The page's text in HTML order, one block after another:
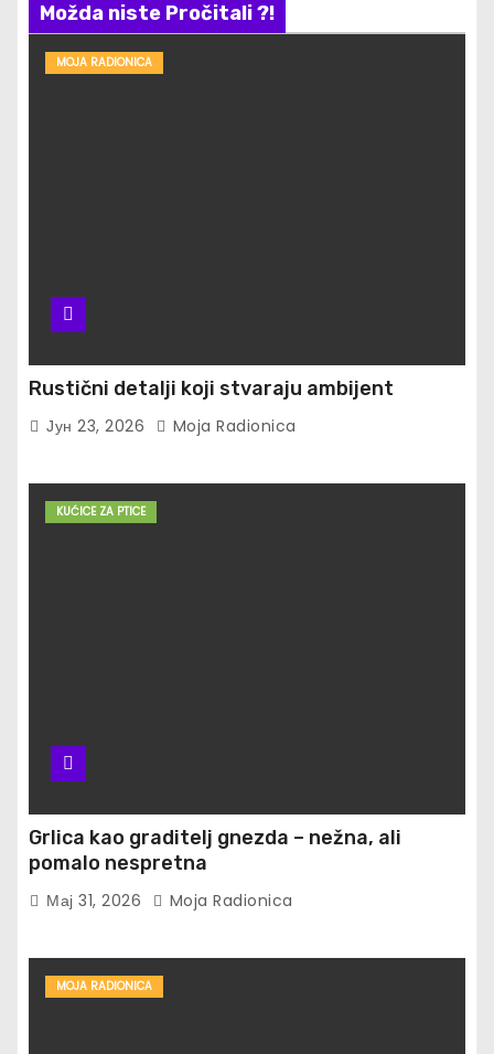
Možda niste Pročitali ?!
MOJA RADIONICA
Rustični detalji koji stvaraju ambijent
Јун 23, 2026 Moja Radionica
KUĆICE ZA PTICE
Grlica kao graditelj gnezda – nežna, ali
pomalo nespretna
Мај 31, 2026 Moja Radionica
MOJA RADIONICA